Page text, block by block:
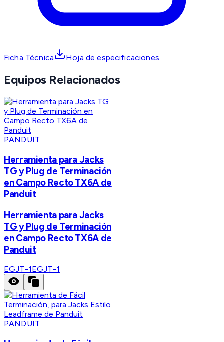
Ficha Técnica Hoja de especificaciones
Equipos Relacionados
PANDUIT
Herramienta para Jacks
TG y Plug de Terminación
en Campo Recto TX6A de
Panduit
Herramienta para Jacks
TG y Plug de Terminación
en Campo Recto TX6A de
Panduit
EGJT-1EGJT-1
PANDUIT